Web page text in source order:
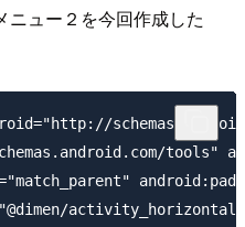
ニュー２を今回作成した
tools"